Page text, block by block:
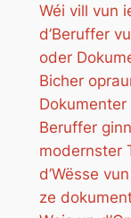
Wéi vill vun
d’Beruffer
oder
Bicher
Beruffer
modernster
d’Wësse
ze